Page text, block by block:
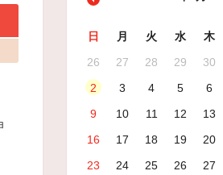
日 月 火 水 木
26
27 28 29 30
2
3 4 5 6
9
10 11 12 13
16
17 18 19 20
23
24 25 26 27